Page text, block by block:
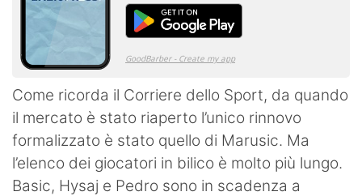
Come ricorda il Corriere dello Sport, da quando
il mercato è stato riaperto l’unico rinnovo
formalizzato è stato quello di Marusic. Ma
l’elenco dei giocatori in bilico è molto più lungo.
Basic, Hysaj e Pedro sono in scadenza a